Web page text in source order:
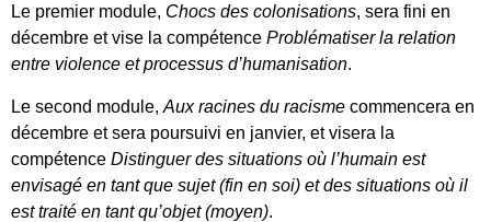
Le premier module, Chocs des colonisations, sera fini en
décembre et vise la compétence Problématiser la relation
entre violence et processus d’humanisation.
Le second module, Aux racines du racisme commencera en
décembre et sera poursuivi en janvier, et visera la
compétence Distinguer des situations où l’humain est
envisagé en tant que sujet (fin en soi) et des situations où il
est traité en tant qu’objet (moyen).